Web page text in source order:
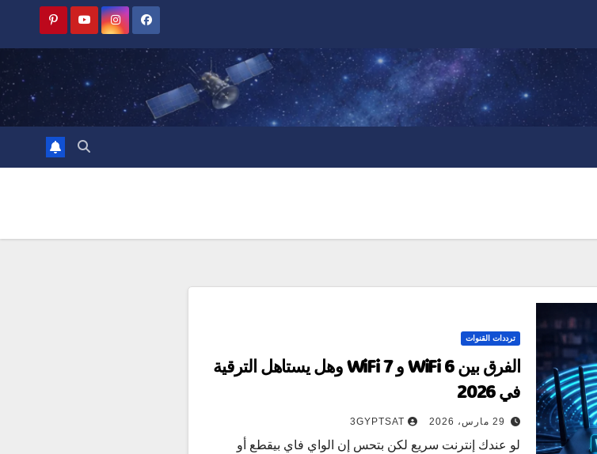
ترددات القنوات
الفرق بين WiFi 6 و WiFi 7 وهل يستاهل الترقية
في 2026
29 مارس، 2026 3GYPTSAT
لو عندك إنترنت سريع لكن بتحس إن الواي فاي بيقطع أو